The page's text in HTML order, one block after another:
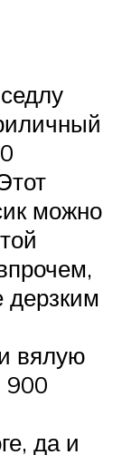
можно
дерзким
вялую
900
да и